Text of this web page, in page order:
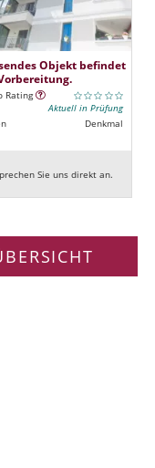
Objekt befindet
Rating
Aktuell in Prüfung
Denkmal
Sie uns direkt an.